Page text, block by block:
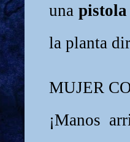
una pistola
la planta
MUJER
¡Manos